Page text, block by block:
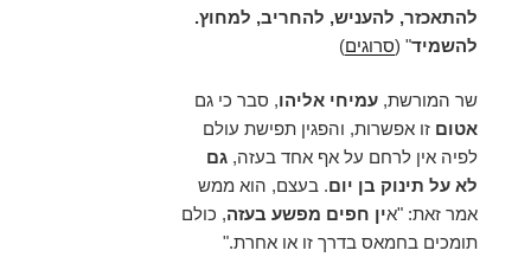
להתאכזר, להעניש, להחריב, למחוץ.
להשמיד" (סרוגים)
שר המורשת, עמיחי אליהו, סבר כי גם
אטום זו אפשרות, והפגין תפישת עולם
לפיה אין לרחם על אף אחד בעזה, גם
לא על תינוק בן יום. בעצם, הוא ממש
אמר זאת: "אין חפים מפשע בעזה, כולם
תומכים בחמאס בדרך זו או אחרת."